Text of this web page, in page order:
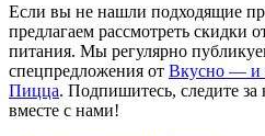
Если вы не нашли подходящие
предлагаем рассмотреть скидки
питания. Мы регулярно
спецпредложения от Вкусно — и
Пицца. Подпишитесь, следите за
вместе с нами!